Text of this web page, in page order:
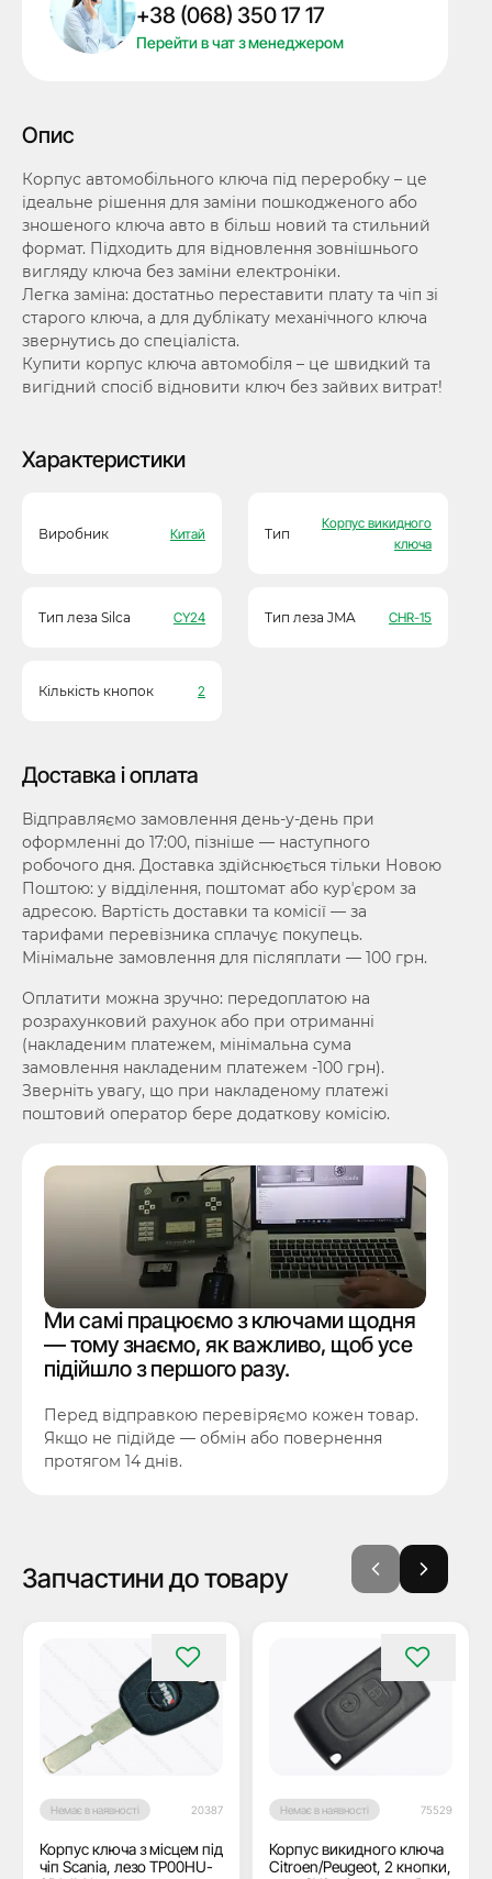
кнопки,
лезо
+38 (068) 350 17 17
Перейти в чат з менеджером
Опис
Корпус автомобільного ключа під переробку – це
ідеальне рішення для заміни пошкодженого або
зношеного ключа авто в більш новий та стильний
формат. Підходить для відновлення зовнішнього
вигляду ключа без заміни електроніки.
Легка заміна: достатньо переставити плату та чіп зі
старого ключа, а для дублікату механічного ключа
звернутись до спеціаліста.
Купити корпус ключа автомобіля – це швидкий та
вигідний спосіб відновити ключ без зайвих витрат!
Характеристики
Виробник Китай Тип
Корпус викидного
ключа
Тип леза Silca CY24 Тип леза JMA CHR-15
Кількість кнопок 2
Доставка і оплата
Відправляємо замовлення день-у-день при
оформленні до 17:00, пізніше — наступного
робочого дня. Доставка здійснюється тільки Новою
Поштою: у відділення, поштомат або курʼєром за
адресою. Вартість доставки та комісії — за
тарифами перевізника сплачує покупець.
Мінімальне замовлення для післяплати — 100 грн.
Оплатити можна зручно: передоплатою на
розрахунковий рахунок або при отриманні
(накладеним платежем, мінімальна сума
замовлення накладеним платежем -100 грн).
Зверніть увагу, що при накладеному платежі
поштовий оператор бере додаткову комісію.
Ми самі працюємо з ключами щодня
— тому знаємо, як важливо, щоб усе
підійшло з першого разу.
Перед відправкою перевіряємо кожен товар.
Якщо не підійде — обмін або повернення
протягом 14 днів.
Запчастини до товару
Немає в наявності 20387
Корпус ключа з місцем під
чіп Scania, лезо TP00HU-
Немає в наявності 75529
Корпус викидного ключа
Citroen/Peugeot, 2 кнопки,